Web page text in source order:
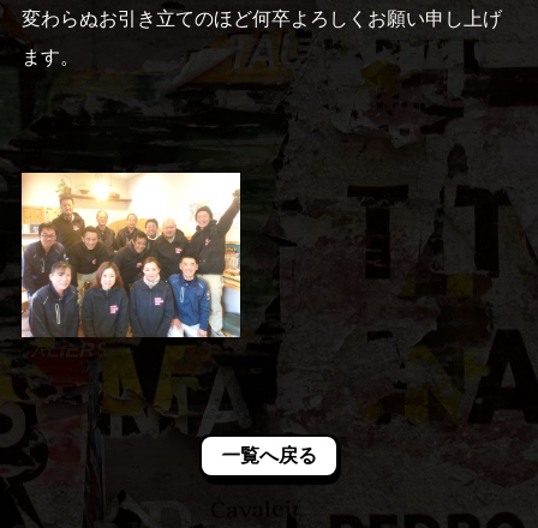
変わらぬお引き立てのほど何卒よろしくお願い申し上げ
ます。
一覧へ戻る